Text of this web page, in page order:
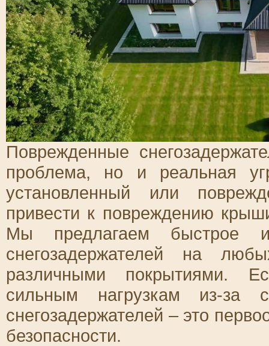
Поврежденные
проблема, но и реальная
установленный или
привести к повреждению
Мы предлагаем быстрое и
снегозадержателей на
различными покрытиями.
сильным нагрузкам из-
снегозадержателей – это
безопасности.